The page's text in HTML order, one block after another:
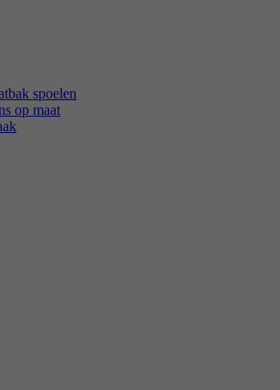
spoelen
op maat